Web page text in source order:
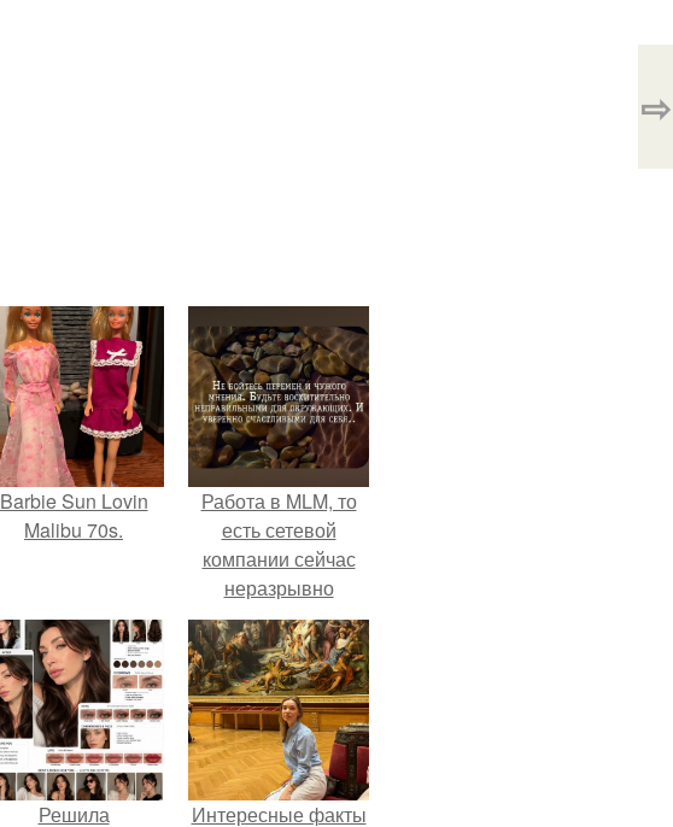
⇨
Barbie Sun Lovin
Malibu 70s.
Работа в MLM, то
есть сетевой
компании сейчас
неразрывно
связана с создание
своего контента,
своей страницы в
соц сетях.
Решила Интересные факты